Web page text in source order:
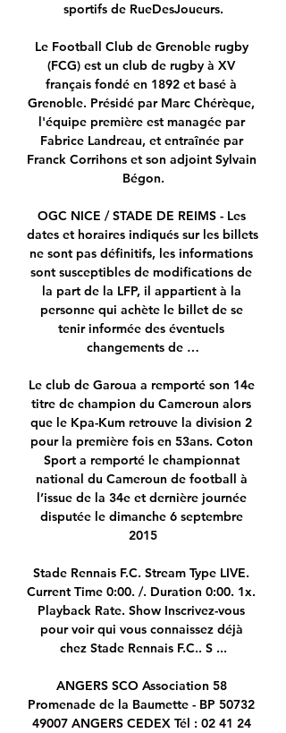
sportifs de RueDesJoueurs.
Le Football Club de Grenoble rugby
(FCG) est un club de rugby à XV
français fondé en 1892 et basé à
Grenoble. Présidé par Marc Chérèque,
l'équipe première est managée par
Fabrice Landreau, et entraînée par
Franck Corrihons et son adjoint Sylvain
Bégon.
OGC NICE / STADE DE REIMS - Les
dates et horaires indiqués sur les billets
ne sont pas définitifs, les informations
sont susceptibles de modifications de
la part de la LFP, il appartient à la
personne qui achète le billet de se
tenir informée des éventuels
changements de …
Le club de Garoua a remporté son 14e
titre de champion du Cameroun alors
que le Kpa-Kum retrouve la division 2
pour la première fois en 53ans. Coton
Sport a remporté le championnat
national du Cameroun de football à
l’issue de la 34e et dernière journée
disputée le dimanche 6 septembre
2015
Stade Rennais F.C. Stream Type LIVE.
Current Time 0:00. /. Duration 0:00. 1x.
Playback Rate. Show Inscrivez-vous
pour voir qui vous connaissez déjà
chez Stade Rennais F.C.. S ...
ANGERS SCO Association 58
Promenade de la Baumette - BP 50732
49007 ANGERS CEDEX Tél : 02 41 24